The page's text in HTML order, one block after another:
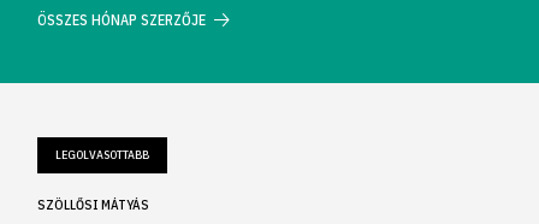
ÖSSZES HÓNAP SZERZŐJE
LEGOLVASOTTABB
SZÖLLŐSI MÁTYÁS